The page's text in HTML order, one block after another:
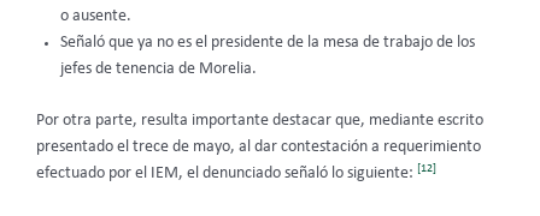
o ausente.
Señaló que ya no es el presidente de la mesa de trabajo de los
jefes de tenencia de Morelia.
Por otra parte, resulta importante destacar que, mediante escrito
presentado el trece de mayo, al dar contestación a requerimiento
efectuado por el IEM, el denunciado señaló lo siguiente: [12]